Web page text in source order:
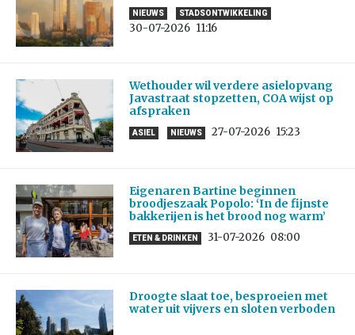
NIEUWS STADSONTWIKKELING
30-07-2026 11:16
Wethouder wil verdere asielopvang
Javastraat stopzetten, COA wijst op
afspraken
ASIEL NIEUWS 27-07-2026 15:23
Eigenaren Bartine beginnen
broodjeszaak Popolo: ‘In de fijnste
bakkerijen is het brood nog warm’
ETEN & DRINKEN 31-07-2026 08:00
Droogte slaat toe, besproeien met
water uit vijvers en sloten verboden